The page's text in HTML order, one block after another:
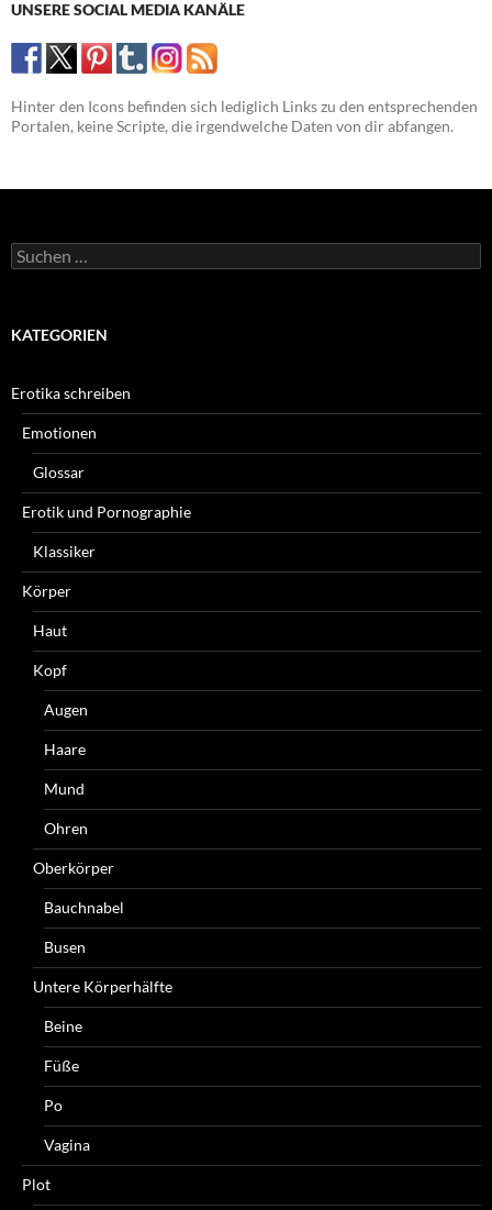
UNSERE SOCIAL MEDIA KANÄLE
Hinter den Icons befinden sich lediglich Links zu den entsprechenden
Portalen, keine Scripte, die irgendwelche Daten von dir abfangen.
Suchen
nach:
KATEGORIEN
Erotika schreiben
Emotionen
Glossar
Erotik und Pornographie
Klassiker
Körper
Haut
Kopf
Augen
Haare
Mund
Ohren
Oberkörper
Bauchnabel
Busen
Untere Körperhälfte
Beine
Füße
Po
Vagina
Plot